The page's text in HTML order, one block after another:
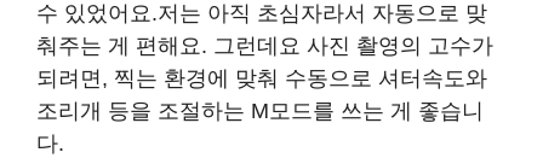
수 있었어요.저는 아직 초심자라서 자동으로 맞
춰주는 게 편해요. 그런데요 사진 촬영의 고수가
되려면, 찍는 환경에 맞춰 수동으로 셔터속도와
조리개 등을 조절하는 M모드를 쓰는 게 좋습니
다.